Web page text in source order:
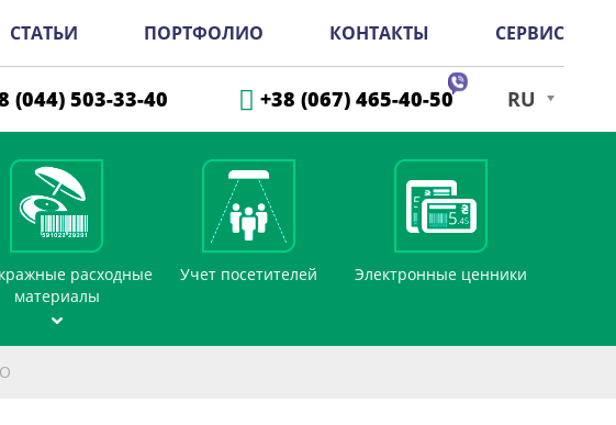
СТАТЬИ ПОРТФОЛИО КОНТАКТЫ СЕРВИС
(044) 503-33-40 +38 (067) 465-40-50 RU
расходные
материалы
Учет посетителей Электронные ценники